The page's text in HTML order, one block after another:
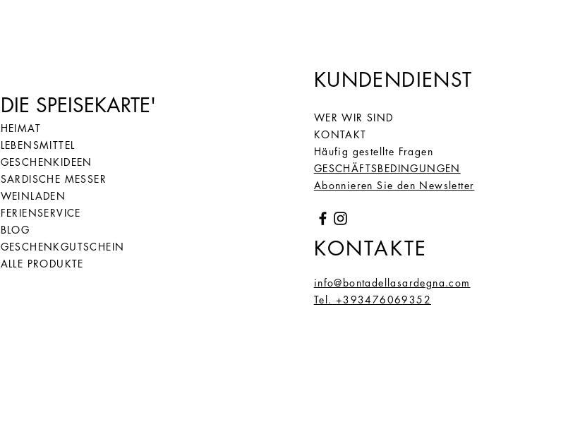
DIE SPEISEKARTE'
HEIMAT
LEBENSMITTEL
GESCHENKIDEEN
SARDISCHE MESSER
WEINLADEN
FERIENSERVICE
BLOG
GESCHENKGUTSCHEIN
ALLE PRODUKTE
KUNDENDIENST
WER WIR SIND
KONTAKT
Häufig gestellte Fragen
GESCHÄFTSBEDINGUNGEN
Abonnieren Sie den Newsletter
KONTAKTE
info@bontadellasardegna.com
Tel. +393476069352